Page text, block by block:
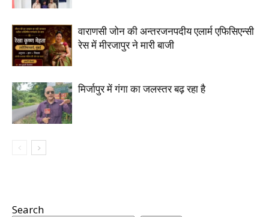
वाराणसी जोन की अन्तरजनपदीय एलार्म एफिसिएन्सी
रेस में मीरजापुर ने मारी बाजी
मिर्जापुर में गंगा का जलस्तर बढ़ रहा है
Search